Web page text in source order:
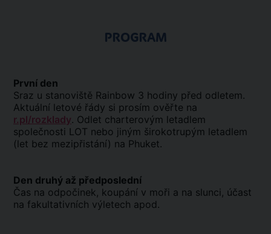
PROGRAM
První den
Sraz u stanoviště Rainbow 3 hodiny před odletem.
Aktuální letové řády si prosím ověřte na
r.pl/rozklady. Odlet charterovým letadlem
společnosti LOT nebo jiným širokotrupým letadlem
(let bez mezipřistání) na Phuket.
Den druhý až předposlední
Čas na odpočinek, koupání v moři a na slunci, účast
na fakultativních výletech apod.